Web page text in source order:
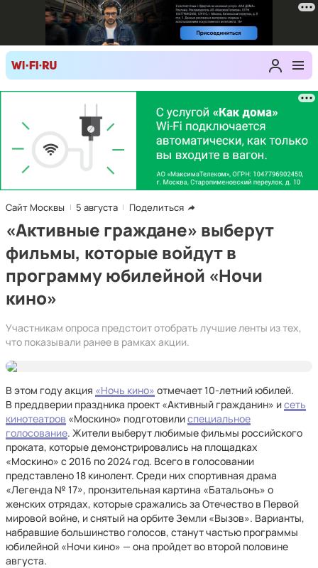
Сайт Москвы 5 августа Поделиться
«Активные граждане» выберут
фильмы, которые войдут в
программу юбилейной «Ночи
кино»
Участникам опроса предстоит отобрать лучшие ленты из тех,
что показывали ранее в рамках акции.
В этом году акция «Ночь кино» отмечает 10-летний юбилей.
В преддверии праздника проект «Активный гражданин» исеть
кинотеатров «Москино» подготовилиспециальное
голосование. Жители выберут любимые фильмы российского
проката, которые демонстрировались на площадках
«Москино» с 2016 по 2024 год. Всего в голосовании
представлено 18 кинолент. Среди них спортивная драма
«Легенда № 17», пронзительная картина «Батальонъ» о
женских отрядах, которые сражались за Отечество в Первой
мировой войне, и снятый на орбите Земли «Вызов». Варианты,
набравшие большинство голосов, станут частью программы
юбилейной «Ночи кино» — она пройдет во второй половине
августа.